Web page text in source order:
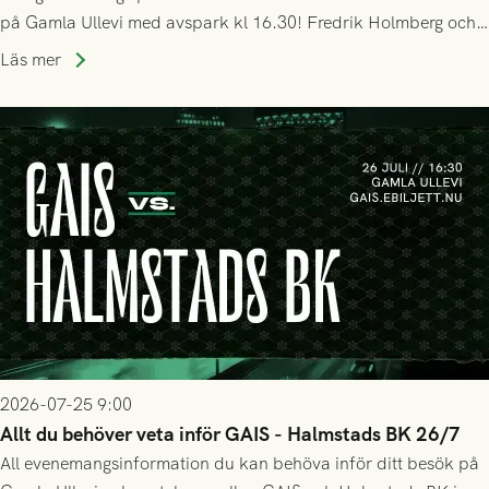
på Gamla Ullevi med avspark kl 16.30! Fredrik Holmberg och
ledarstaben har tagit ut följande trupp till matchen:
Läs mer
2026-07-25 9:00
Allt du behöver veta inför GAIS - Halmstads BK 26/7
All evenemangsinformation du kan behöva inför ditt besök på